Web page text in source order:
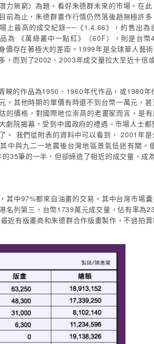
力無窮〉為題，看好朱德群未來的市場。在
前為止，朱德群畫作行情仍然落後趙無極許
上最高的成交紀錄──《1.4.66》，約售出
為 《萬綠叢中一點紅》（60F），則是台
價存在著極大的差距。1999年是全球華人藝
，而到了2002、2003年成交量拉大至近十倍
睞的作品為1950、1960年代作品，或1980
。其他時期的單價有時還不到台幣一萬元，
的價格，對國際地位崇高的老畫家而言，是
劇院揭幕，受到中國政府的禮遇。市場人士
。 我們從附表的資料中可以看到， 2001年
中與九二一地震後台灣地區景氣低迷有關
35筆的一半，但卻締造了相近的成交量，
中97%都來自油畫的交易。其中台灣市場
列第三，台幣1739萬元成交量，佔有率為
有版畫商和朱德群合作版畫製作，不過拍